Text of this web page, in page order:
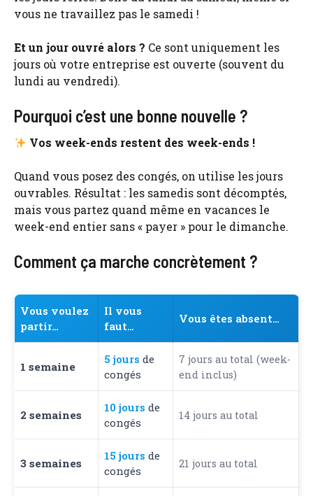
vous ne travaillez pas le samedi !
Et un jour ouvré alors ? Ce sont uniquement les
jours où votre entreprise est ouverte (souvent du
lundi au vendredi).
Pourquoi c’est une bonne nouvelle ?
Vos week-ends restent des week-ends !
Quand vous posez des congés, on utilise les jours
ouvrables. Résultat : les samedis sont décomptés,
mais vous partez quand même en vacances le
week-end entier sans « payer » pour le dimanche.
Comment ça marche concrètement ?
Vous voulez
partir…
Il vous
faut…
Vous êtes absent…
1 semaine
5 jours de
congés
7 jours au total (week-
end inclus)
2 semaines
10 jours de
congés
14 jours au total
3 semaines
15 jours de
congés
21 jours au total